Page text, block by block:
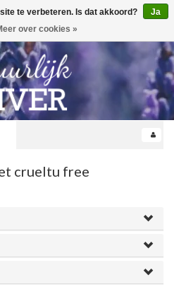
0
crueltu free
te verbeteren. Is dat akkoord?
Ja
over cookies »